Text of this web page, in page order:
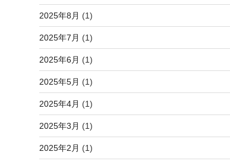
2025年8月 (1)
2025年7月 (1)
2025年6月 (1)
2025年5月 (1)
2025年4月 (1)
2025年3月 (1)
2025年2月 (1)